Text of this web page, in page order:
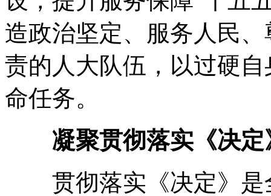
造政治坚定、服务人民
责的人大队伍 ， 以过硬
命任务。
凝聚贯彻落实《决定
贯彻落实《决定》是